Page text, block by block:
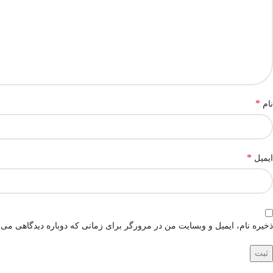
نام *
ایمیل *
ذخیره نام، ایمیل و وبسایت من در مرورگر برای زمانی که دوباره دیدگاهی